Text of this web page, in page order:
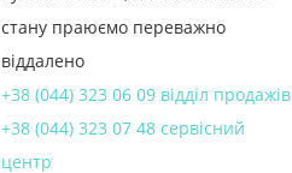
стану праюємо переважно
віддалено
+38 (044) 323 06 09 відділ продажів
+38 (044) 323 07 48 сервісний
центр